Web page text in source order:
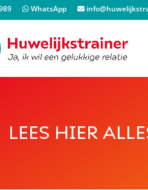
WhatsApp
LEES HIER